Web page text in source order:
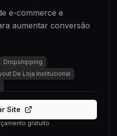
e-commerce e
aumentar conversão
Dropshipping
De Loja Institucional
Site
gratuito